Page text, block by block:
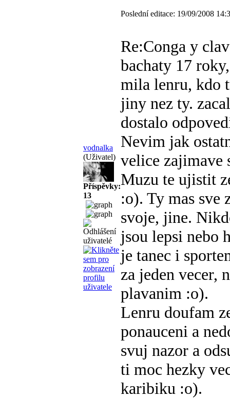
Poslední editace: 19/09/2008
vodnalka
(Uživatel)
Příspěvky:
13
Re:Conga y
bachaty 17
mila lenru, kdo
jiny nez ty.
dostalo
Nevim jak
velice zajimave
Muzu te ujistit
:o). Ty mas sve
svoje, jine.
jsou lepsi nebo
je tanec i
za jeden vecer,
plavanim :o).
Lenru doufam
ponauceni a
svuj nazor a
ti moc hezky
karibiku :o).